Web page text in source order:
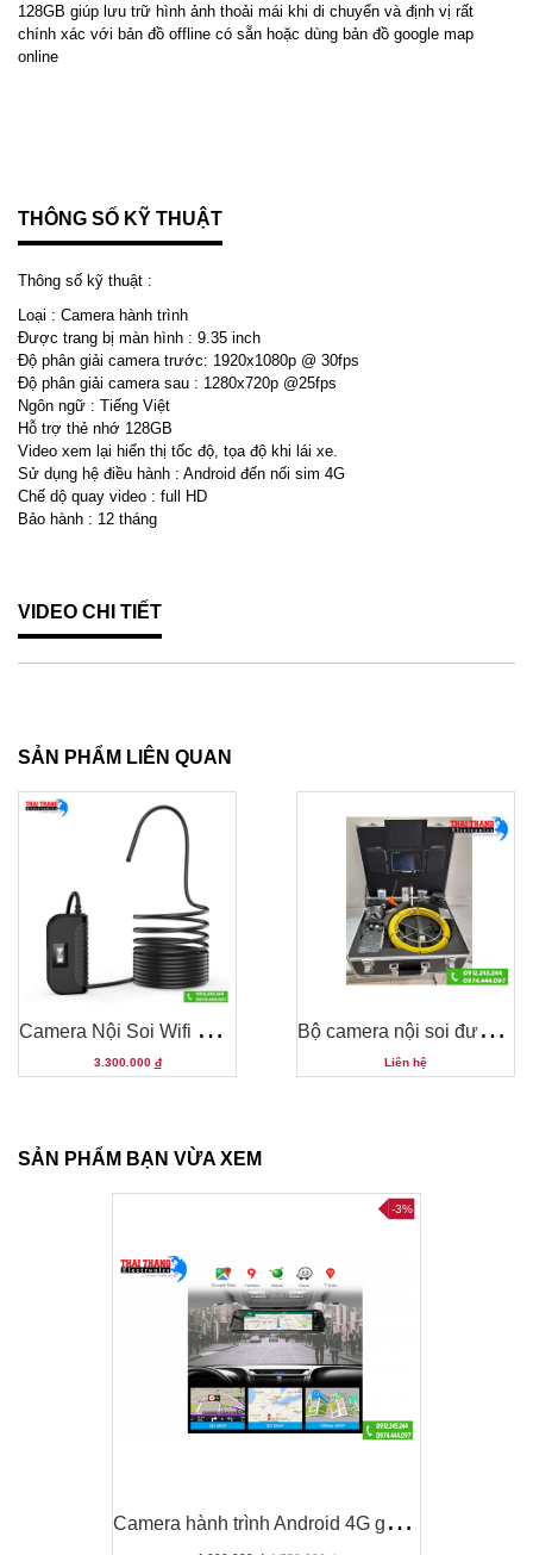
128GB giúp lưu trữ hình ảnh thoải mái khi di chuyển và định vị rất
chính xác với bản đồ offline có sẵn hoặc dùng bản đồ google map
online
THÔNG SỐ KỸ THUẬT
Thông số kỹ thuật :
Loại : Camera hành trình
Được trang bị màn hình : 9.35 inch
Độ phân giải camera trước: 1920x1080p @ 30fps
Độ phân giải camera sau : 1280x720p @25fps
Ngôn ngữ : Tiếng Việt
Hỗ trợ thẻ nhớ 128GB
Video xem lại hiển thị tốc độ, tọa độ khi lái xe.
Sử dụng hệ điều hành : Android đến nối sim 4G
Chế dộ quay video : full HD
Bảo hành : 12 tháng
VIDEO CHI TIẾT
SẢN PHẨM LIÊN QUAN
C
amera Nội Soi Wifi Cho Điện Thoại Siêu Nét 14mm 5.0MP
3.300.000 đ
B
ộ camera nội soi đường ống CNS03DV
Liên hệ
SẢN PHẨM BẠN VỪA XEM
C
amera hành trình Android 4G gương chiếu hậu
-3%